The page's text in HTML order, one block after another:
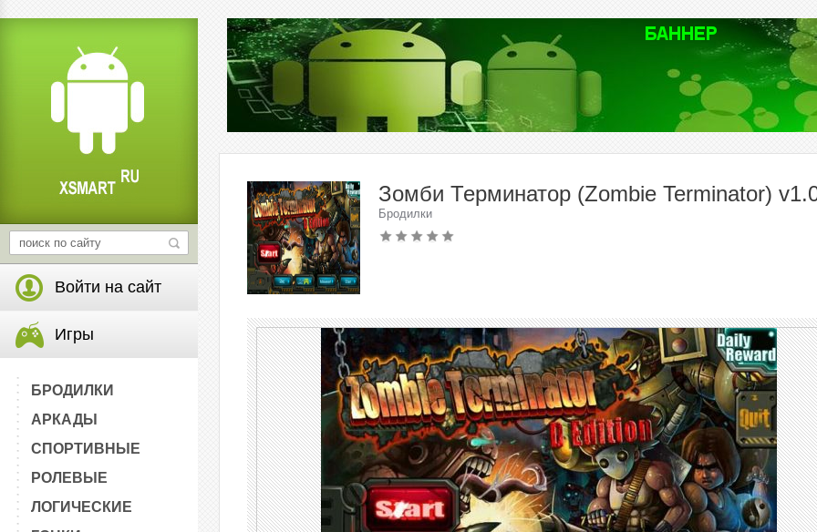
Войти на сайт
Игры
БРОДИЛКИ
АРКАДЫ
СПОРТИВНЫЕ
РОЛЕВЫЕ
ЛОГИЧЕСКИЕ
Зомби Терминатор (Zombie Terminator)
Бродилки